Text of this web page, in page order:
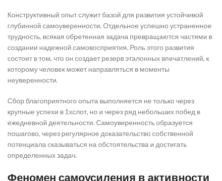
Конструктивный опыт служит базой для развития устойчивой
глубинной самоуверенности. Отдельное успешно устраненное
трудность, всякая обретенная задача превращаются частями в
создании надежной самовосприятия. Роль этого развития
состоит в том, что он создает резерв эталонных впечатлений, к
которому человек может направляться в моменты
неуверенности.
Сбор благоприятного опыта выполняется не только через
крупные успехи в 1хслот, но и через ряд небольших побед в
ежедневной деятельности. Самоуверенность образуется
пошагово, через регулярное доказательство собственной
потенциала сказываться на обстоятельства и достигать
определенных задач.
Феномен самоусиления в активности